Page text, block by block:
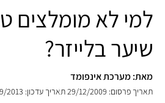
פורומים
ועוד...
למי לא מומלצים
שיער בלייזר?
מאת: מערכת אינפומד
תאריך פרסום: 29/12/2009 תאריך עדכון: 25/09/2013